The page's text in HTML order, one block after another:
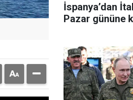
İspanya’dan
Pazar gününe